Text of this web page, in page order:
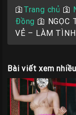
🛐 Trang chủ 🛐
Đồng 🛐 NGỌC
VẺ – LÀM
Bài viết xem nhiều